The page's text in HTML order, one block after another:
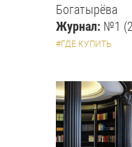
Богатырёва
Журнал: №1
#ГДЕ КУПИТЬ